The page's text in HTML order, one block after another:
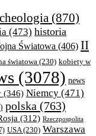
(870)
(473) historia
Światowa (406) II
światowa (230) kobiety w
(3078) news
(346) Niemcy (471)
polska (763)
(312) Rzeczpospolita
USA(230) Warszawa